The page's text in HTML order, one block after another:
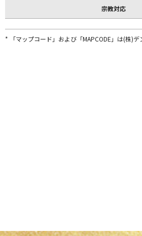
宗教対応
* 「マップコード」および「MAPCODE」は(株)デ